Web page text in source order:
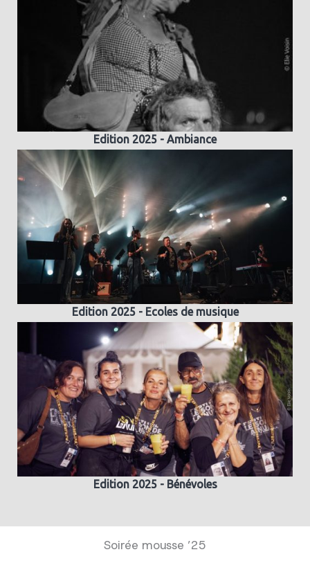
Edition 2025 - Ambiance
Edition 2025 - Ecoles de musique
Edition 2025 - Bénévoles
Soirée mousse ’25